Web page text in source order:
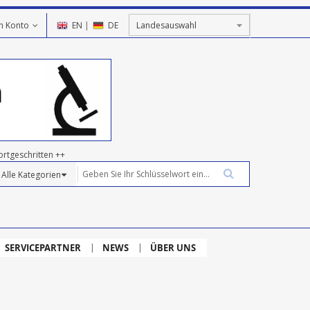
EN | DE
Konto
++
SERVICEPARTNER NEWS ÜBER UNS